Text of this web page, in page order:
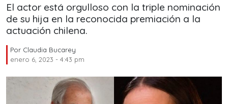
El actor está orgulloso con la triple nominación
de su hija en la reconocida premiación a la
actuación chilena.
Por Claudia Bucarey
enero 6, 2023 - 4:43 pm